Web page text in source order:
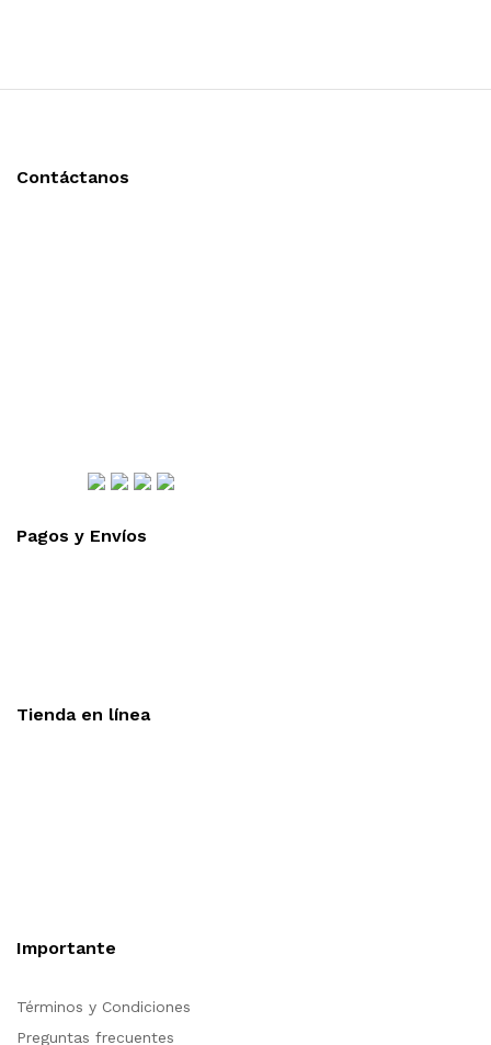
Contáctanos
Pagos y Envíos
Tienda en línea
Importante
Términos y Condiciones
Preguntas frecuentes